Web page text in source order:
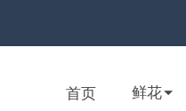
首页 鲜花